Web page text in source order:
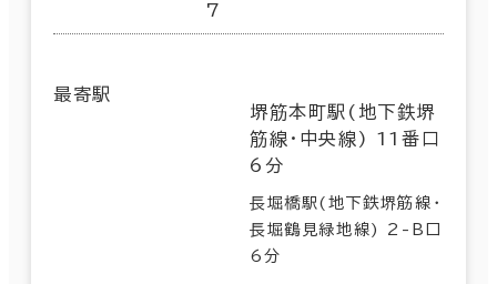
7
最寄駅
堺筋本町駅(地下鉄堺
筋線･中央線) 11番口
6分
長堀橋駅(地下鉄堺筋線･
長堀鶴見緑地線) 2-B口
6分